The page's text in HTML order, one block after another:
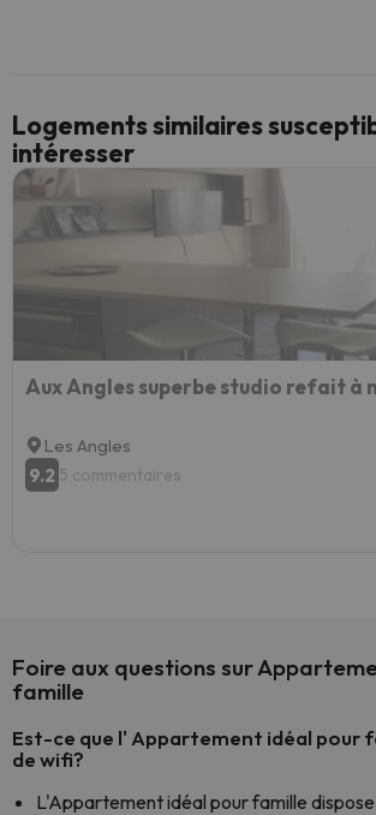
Logements similaires
intéresser
Les Angles
9.2 5 commentaires
Foire aux questions sur
famille
Est-ce que l' Appartement idéal pour
de wifi?
L'Appartement idéal pour famille